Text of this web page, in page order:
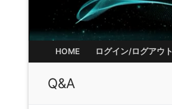
HOME ログイン/ログアウト
Q&A